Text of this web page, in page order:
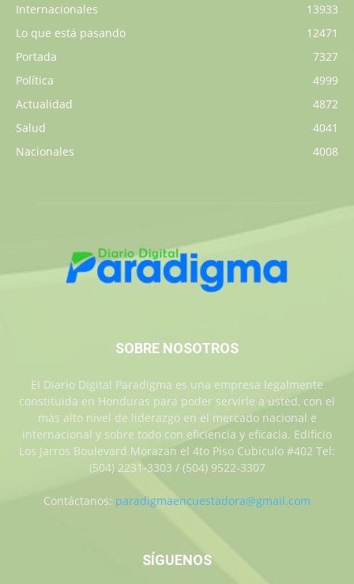
Internacionales
13933
Lo que está pasando
12471
Portada
7327
Política
4999
Actualidad
4872
Salud
4041
Nacionales
4008
SOBRE NOSOTROS
El Diario Digital Paradigma es una empresa legalmente
constituida en Honduras para poder servirle a usted, con el
más alto nivel de liderazgo en el mercado nacional e
internacional y sobre todo con eficiencia y eficacia. Edificio
Los Jarros Boulevard Morazan el 4to Piso Cubiculo #402 Tel:
(504) 2231-3303 / (504) 9522-3307
Contáctanos: paradigmaencuestadora@gmail.com
SÍGUENOS